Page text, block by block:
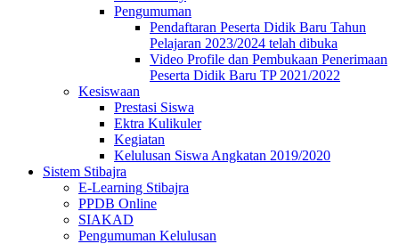
Pengumuman
Pendaftaran Peserta Didik Baru Tahun
Pelajaran 2023/2024 telah dibuka
Video Profile dan Pembukaan Penerimaan
Peserta Didik Baru TP 2021/2022
Kesiswaan
Prestasi Siswa
Ektra Kulikuler
Kegiatan
Kelulusan Siswa Angkatan 2019/2020
Sistem Stibajra
E-Learning Stibajra
PPDB Online
SIAKAD
Pengumuman Kelulusan